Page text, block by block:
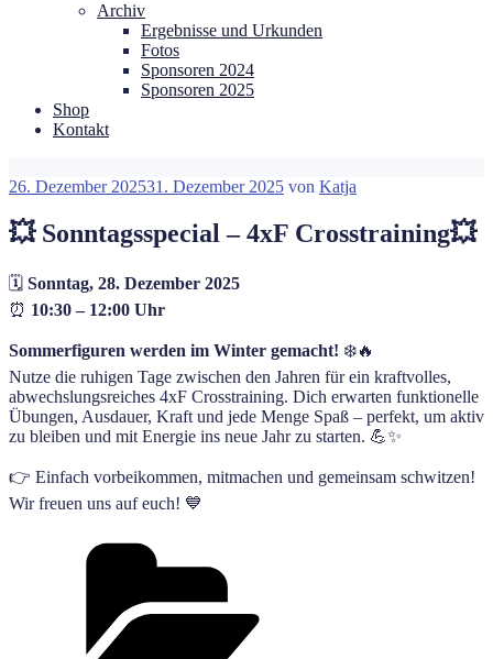
Archiv
Ergebnisse und Urkunden
Fotos
Sponsoren 2024
Sponsoren 2025
Shop
Kontakt
Veröffentlicht
26. Dezember 202531. Dezember 2025 von Katja
💥 Sonntagsspecial – 4xF Crosstraining💥
🗓️ Sonntag, 28. Dezember 2025
⏰ 10:30 – 12:00 Uhr
Sommerfiguren werden im Winter gemacht! ❄️🔥
Nutze die ruhigen Tage zwischen den Jahren für ein kraftvolles,
abwechslungsreiches 4xF Crosstraining. Dich erwarten funktionelle
Übungen, Ausdauer, Kraft und jede Menge Spaß – perfekt, um aktiv
zu bleiben und mit Energie ins neue Jahr zu starten. 💪✨
👉 Einfach vorbeikommen, mitmachen und gemeinsam schwitzen!
Wir freuen uns auf euch! 💙